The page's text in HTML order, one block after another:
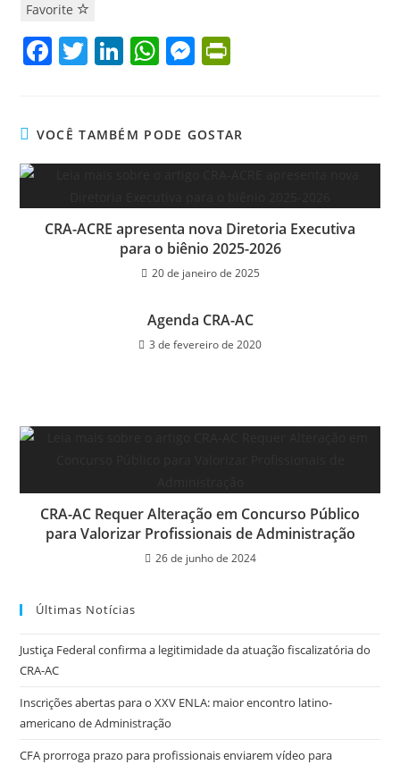
Favorite
F
e
b
o
T
er
Li
e
dI
W
s
A
p
M
e
n
er
ri
e
dl
y
VOCÊ TAMBÉM PODE GOSTAR
CRA-ACRE apresenta nova Diretoria Executiva
para o biênio 2025-2026
20 de janeiro de 2025
Agenda CRA-AC
3 de fevereiro de 2020
CRA-AC Requer Alteração em Concurso Público
para Valorizar Profissionais de Administração
26 de junho de 2024
Últimas Notícias
Justiça Federal confirma a legitimidade da atuação fiscalizatória do
CRA-AC
Inscrições abertas para o XXV ENLA: maior encontro latino-
americano de Administração
CFA prorroga prazo para profissionais enviarem vídeo para